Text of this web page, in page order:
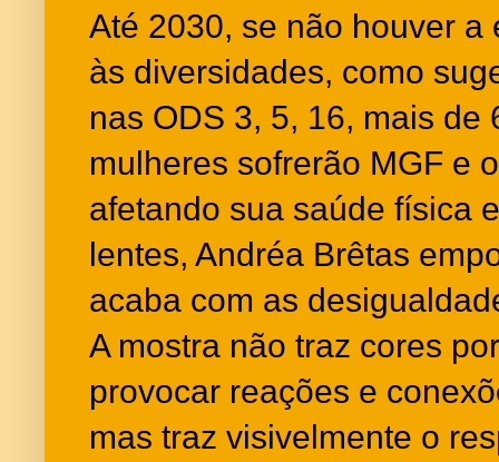
Até 2030, se não houver a
às diversidades, como
nas ODS 3, 5, 16, mais de
mulheres sofrerão MGF e
afetando sua saúde física
lentes, Andréa Brêtas
acaba com as
A mostra não traz cores
provocar reações e
mas traz visivelmente o